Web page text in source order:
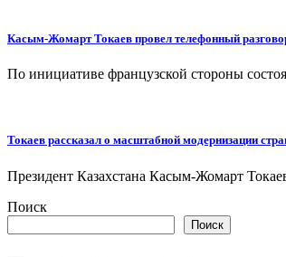
Касым-Жомарт Токаев провел телефонный
По инициативе французской стороны
Токаев рассказал о масштабной модернизации
Президент Казахстана Касым-Жомарт
Поиск
Поиск